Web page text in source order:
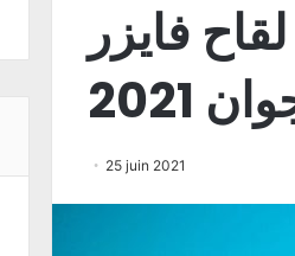
فايزر
25 juin 2021